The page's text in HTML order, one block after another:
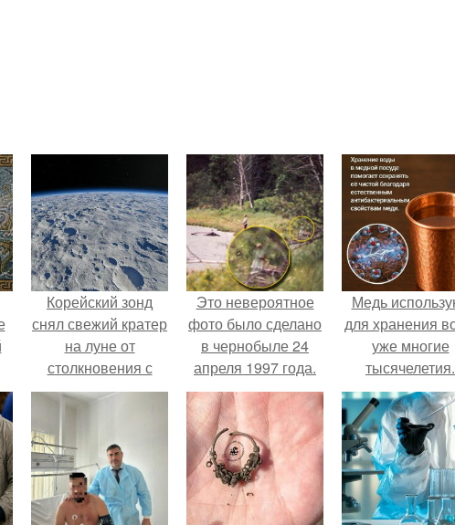
Корейский зонд
снял свежий кратер
на луне от
столкновения с
обломком Falcon 9.
Это невероятное
фото было сделано
в чернобыле 24
апреля 1997 года.
Медь
для хранения
уже многие
тысячелетия.